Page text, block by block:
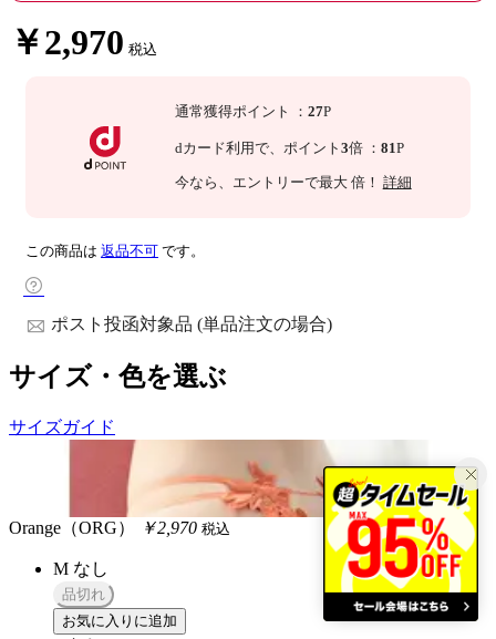
￥2,970 税込
通常獲得ポイント ： 27P
dカード利用で、 ポイント 3倍 ： 81P
今なら 、エントリーで最大 倍！ 詳細
この商品は 返品不可 です。
ポスト投函対象品 (単品注文の場合)
サイズ・色を選ぶ
サイズガイド
Orange（ORG） ￥2,970 税込
M なし
品切れ
お気に入りに追加